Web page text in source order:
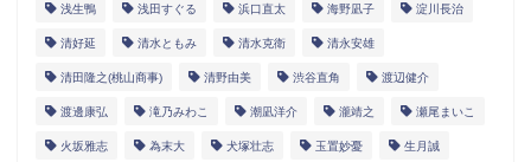
浅生鴨 浅田すぐる 浜口直太 海野凪子 淀川長治
清好延 清水ともみ 清水克衛 清永安雄
清田隆之(桃山商事) 清野由美 渋谷直角 渡辺健介
渡邊康弘 滝乃みわこ 潮凪洋介 瀧靖之 瀬尾まいこ
火坂雅志 為末大 犬塚壮志 玉置妙憂 生月誠